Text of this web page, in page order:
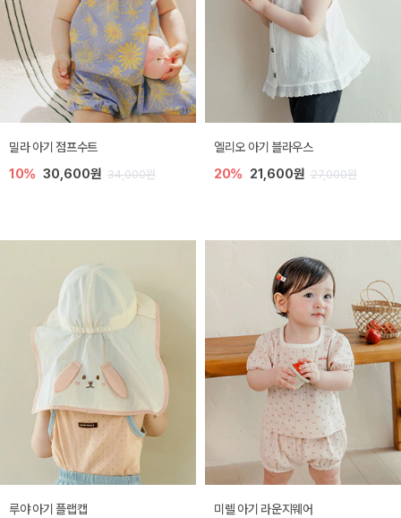
밀라 아기 점프수트
10% 30,600원 34,000원
엘리오 아기 블라우스
20% 21,600원 27,000원
루야 아기 플랩캡 미렐 아기 라운지웨어